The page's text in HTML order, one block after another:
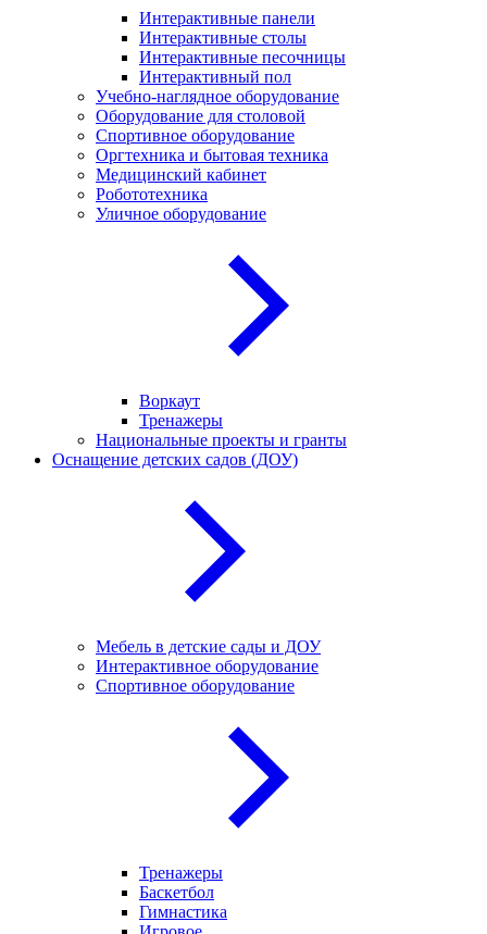
Интерактивные панели
Интерактивные столы
Интерактивные песочницы
Интерактивный пол
Учебно-наглядное оборудование
Оборудование для столовой
Спортивное оборудование
Оргтехника и бытовая техника
Медицинский кабинет
Робототехника
Уличное оборудование
Воркаут
Тренажеры
Национальные проекты и гранты
Оснащение детских садов (ДОУ)
Мебель в детские сады и ДОУ
Интерактивное оборудование
Спортивное оборудование
Тренажеры
Баскетбол
Гимнастика